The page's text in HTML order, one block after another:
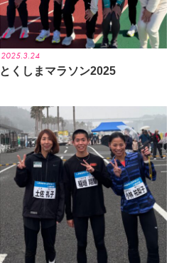
2025.3.24
とくしまマラソン2025